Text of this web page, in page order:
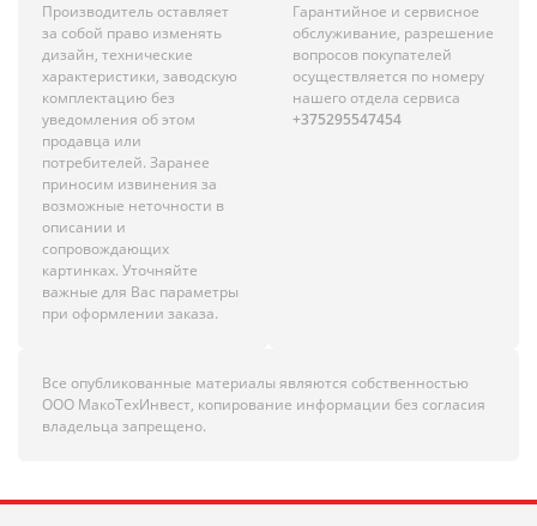
Производитель оставляет
за собой право изменять
дизайн, технические
характеристики, заводскую
комплектацию без
уведомления об этом
продавца или
потребителей. Заранее
приносим извинения за
возможные неточности в
описании и
сопровождающих
картинках. Уточняйте
важные для Вас параметры
при оформлении заказа.
Гарантийное и сервисное
обслуживание, разрешение
вопросов покупателей
осуществляется по номеру
нашего отдела сервиса
+375295547454
Все опубликованные материалы являются собственностью
ООО МакоТехИнвест, копирование информации без согласия
владельца запрещено.